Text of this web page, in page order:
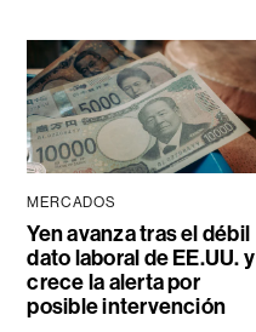
MERCADOS
Yen avanza tras el débil
dato laboral de EE.UU. y
crece la alerta por
posible intervención